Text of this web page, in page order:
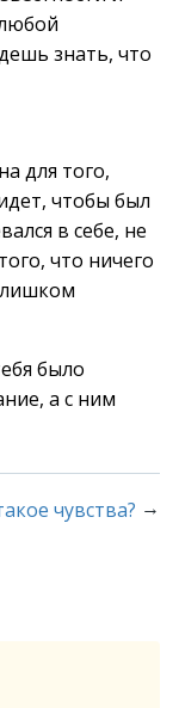
знать, что
для того,
чтобы был
в себе, не
что ничего
было
а с ним
чувства? →